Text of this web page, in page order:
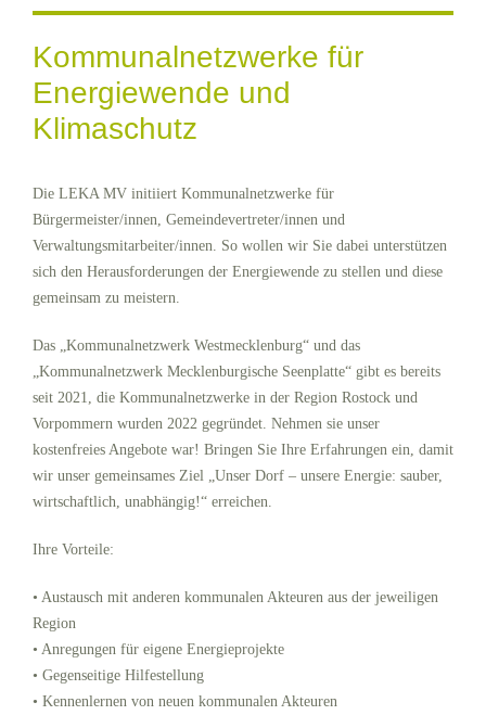
Kommunalnetzwerke für
Energiewende und
Klimaschutz
Die LEKA MV initiiert Kommunalnetzwerke für
Bürgermeister/innen, Gemeindevertreter/innen und
Verwaltungsmitarbeiter/innen. So wollen wir Sie dabei unterstützen
sich den Herausforderungen der Energiewende zu stellen und diese
gemeinsam zu meistern.
Das „Kommunalnetzwerk Westmecklenburg“ und das
„Kommunalnetzwerk Mecklenburgische Seenplatte“ gibt es bereits
seit 2021, die Kommunalnetzwerke in der Region Rostock und
Vorpommern wurden 2022 gegründet. Nehmen sie unser
kostenfreies Angebote war! Bringen Sie Ihre Erfahrungen ein, damit
wir unser gemeinsames Ziel „Unser Dorf – unsere Energie: sauber,
wirtschaftlich, unabhängig!“ erreichen.
Ihre Vorteile:
• Austausch mit anderen kommunalen Akteuren aus der jeweiligen
Region
• Anregungen für eigene Energieprojekte
• Gegenseitige Hilfestellung
• Kennenlernen von neuen kommunalen Akteuren